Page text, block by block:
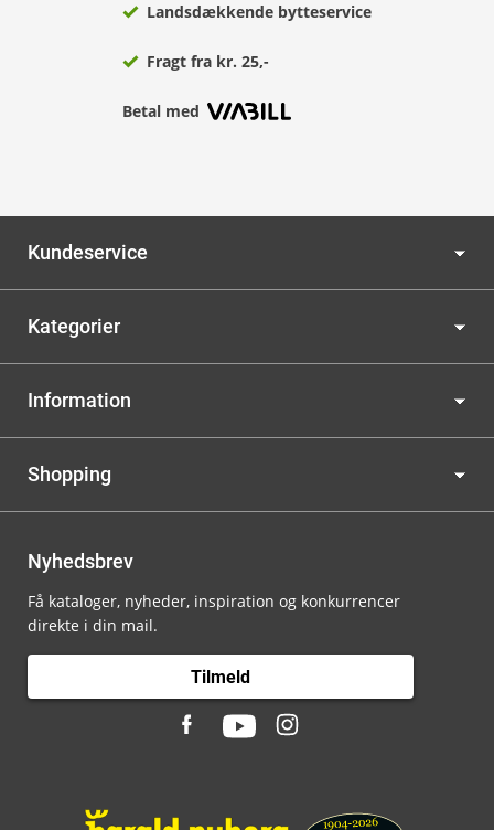
Landsdækkende bytteservice
Fragt fra kr. 25,-
Betal med
Kundeservice
Kategorier
Information
Shopping
Nyhedsbrev
Få kataloger, nyheder, inspiration og konkurrencer
direkte i din mail.
Tilmeld